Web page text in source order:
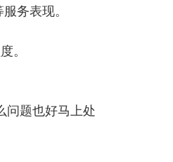
务表现。
。
问题也好马上处